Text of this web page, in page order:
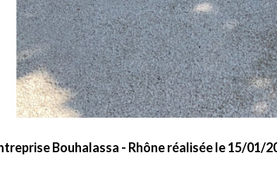
Bouhalassa - Rhône réalisée le 15/01/